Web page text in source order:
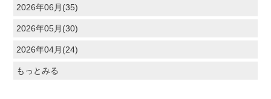
2026年06月(35)
2026年05月(30)
2026年04月(24)
もっとみる